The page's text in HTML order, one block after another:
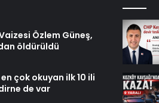
Özlem Güneş,
öldürüldü
çok okuyan ilk 10 ili
de var